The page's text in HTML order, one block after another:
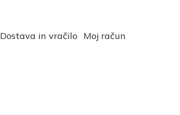
Dostava in vračilo Moj račun